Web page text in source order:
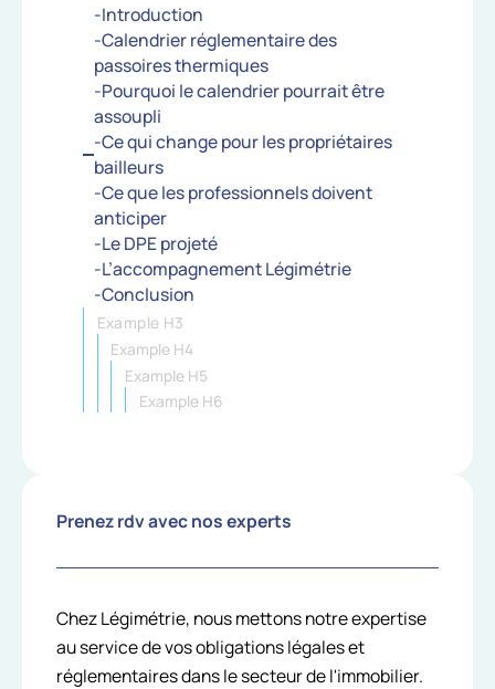
-Introduction
-Calendrier réglementaire des
passoires thermiques
-Pourquoi le calendrier pourrait être
assoupli
-Ce qui change pour les propriétaires
bailleurs
-Ce que les professionnels doivent
anticiper
-Le DPE projeté
-L’accompagnement Légimétrie
-Conclusion
Example H3
Example H4
Example H5
Example H6
Prenez rdv avec nos experts
Chez Légimétrie, nous mettons notre expertise
au service de vos obligations légales et
réglementaires dans le secteur de l'immobilier.